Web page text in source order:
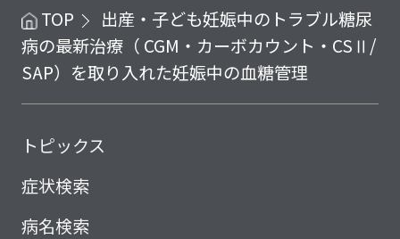
TOP 出産・子ども妊娠中のトラブル糖尿
病の最新治療（ CGM・カーボカウント・CSⅡ/
SAP）を取り入れた妊娠中の血糖管理
トピックス
症状検索
病名検索